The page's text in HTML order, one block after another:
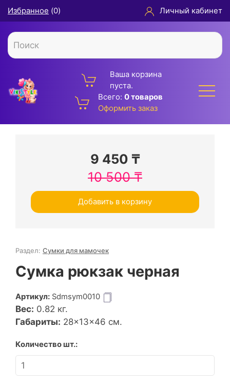
Избранное (0) Личный кабинет
Ваша корзина
пуста.
Всего: 0 товаров
Оформить заказ
9 450 ₸
10 500₸
Добавить в корзину
Раздел: Сумки для мамочек
Сумка рюкзак черная
Артикул: Sdmsym0010
Вес: 0.82 кг.
Габариты: 28×13×46 см.
Количество шт.: